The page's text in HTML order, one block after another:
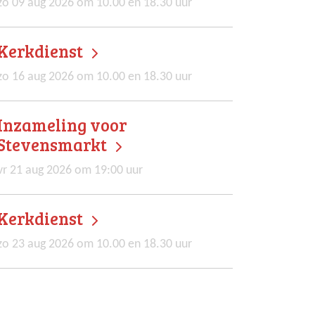
09 aug 2026 om 10.00 en 18.30 uur
16 aug 2026 om 10.00 en 18.30 uur
voor
21 aug 2026 om 19:00 uur
23 aug 2026 om 10.00 en 18.30 uur